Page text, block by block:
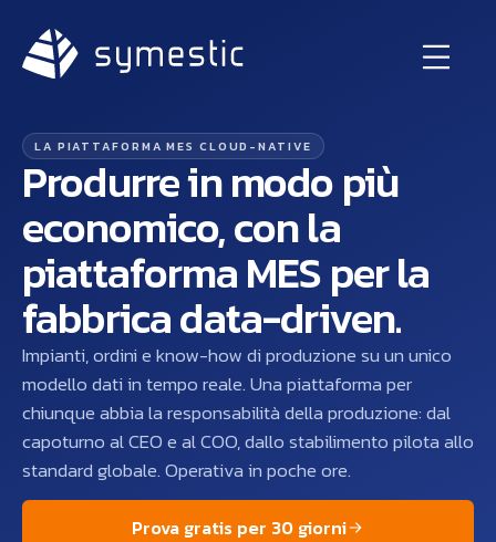
LA PIATTAFORMA MES CLOUD-NATIVE
Produrre in modo più
economico, con la
piattaforma MESper la
fabbrica data-driven.
Impianti, ordini e know-how di produzione su un unico
modello dati in tempo reale. Una piattaforma per
chiunque abbia la responsabilità della produzione: dal
capoturno al CEO e al COO, dallo stabilimento pilota allo
standard globale. Operativa in poche ore.
Prova gratis per 30 giorni